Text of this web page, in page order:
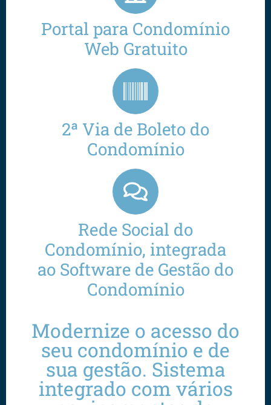
Portal para Condomínio
Web Gratuito
2ª Via de Boleto do
Condomínio
Rede Social do
Condomínio, integrada
ao Software de Gestão do
Condomínio
Modernize o acesso do
seu condomínio e de
sua gestão. Sistema
integrado com vários